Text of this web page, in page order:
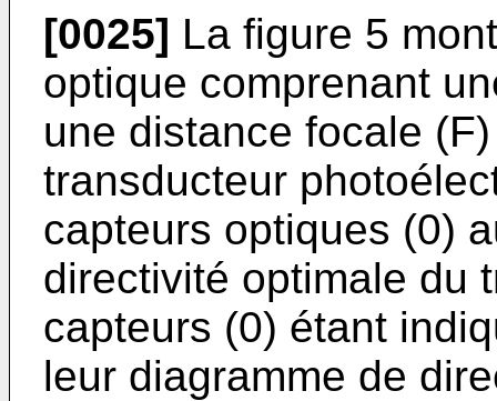
[0025] La figure 5
optique comprenant
une distance focale
transducteur
capteurs optiques (0)
directivité optimale du
capteurs (0) étant
leur diagramme de